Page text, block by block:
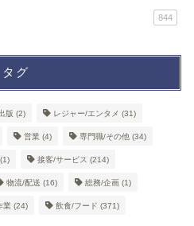
844
タグ
版 (2) レジャー/エンタメ (31)
営業 (4) 専門職/その他 (34)
(1) 接客/サービス (214)
物流/配送 (16) 総務/企画 (1)
業 (24) 飲食/フード (371)